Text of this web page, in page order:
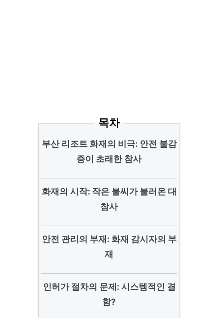
목차
부산 리조트 화재의 비극: 안전 불감
증이 초래한 참사
화재의 시작: 작은 불씨가 불러온 대
참사
안전 관리의 부재: 화재 감시자의 부
재
인허가 절차의 문제: 시스템적인 결
함?